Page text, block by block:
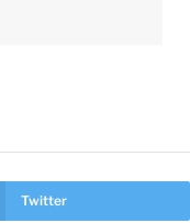
Twitter